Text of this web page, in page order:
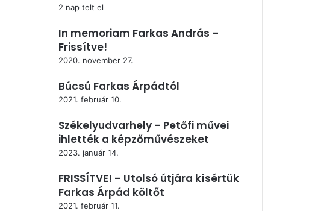
2 nap telt el
In memoriam Farkas András –
Frissítve!
2020. november 27.
Búcsú Farkas Árpádtól
2021. február 10.
Székelyudvarhely – Petőfi művei
ihlették a képzőművészeket
2023. január 14.
FRISSÍTVE! – Utolsó útjára kísértük
Farkas Árpád költőt
2021. február 11.